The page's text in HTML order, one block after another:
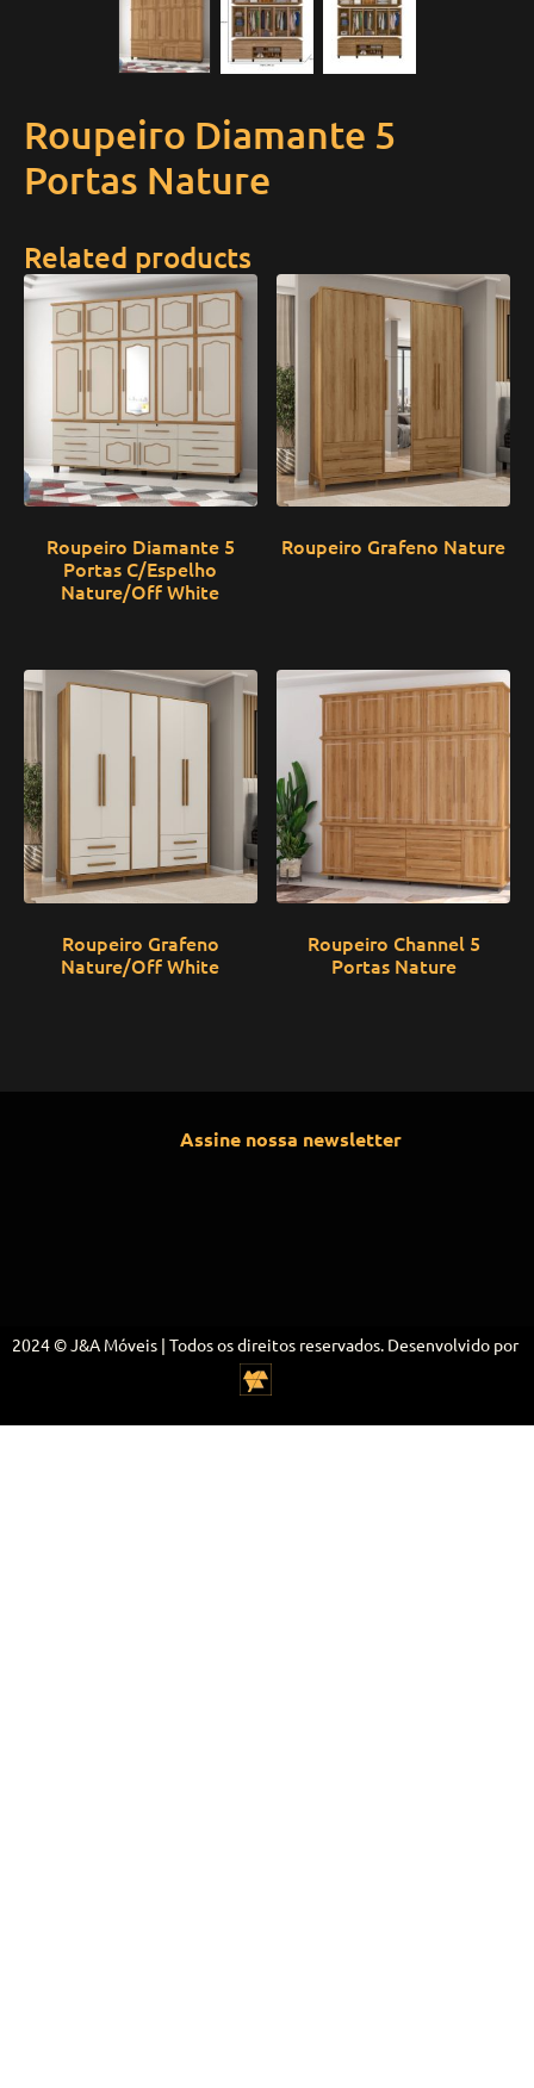
Roupeiro Diamante 5
Portas Nature
Related products
Roupeiro Diamante 5
Portas C/Espelho
Nature/Off White
Roupeiro Grafeno Nature
Roupeiro Grafeno
Nature/Off White
Roupeiro Channel 5
Portas Nature
Assine nossa newsletter
2024 © J&A Móveis | Todos os direitos reservados. Desenvolvido por